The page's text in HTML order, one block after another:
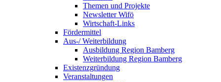
Themen und Projekte
Newsletter Wifö
Wirtschaft-Links
Fördermittel
Aus-/ Weiterbildung
Ausbildung Region Bamberg
Weiterbildung Region Bamberg
Existenzgründung
Veranstaltungen